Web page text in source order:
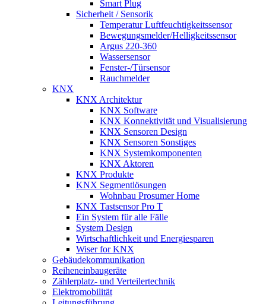
Smart Plug
Sicherheit / Sensorik
Temperatur Luftfeuchtigkeitssensor
Bewegungsmelder/Helligkeitssensor
Argus 220-360
Wassersensor
Fenster-/Türsensor
Rauchmelder
KNX
KNX Architektur
KNX Software
KNX Konnektivität und Visualisierung
KNX Sensoren Design
KNX Sensoren Sonstiges
KNX Systemkomponenten
KNX Aktoren
KNX Produkte
KNX Segmentlösungen
Wohnbau Prosumer Home
KNX Tastsensor Pro T
Ein System für alle Fälle
System Design
Wirtschaftlichkeit und Energiesparen
Wiser for KNX
Gebäudekommunikation
Reiheneinbaugeräte
Zählerplatz- und Verteilertechnik
Elektromobilität